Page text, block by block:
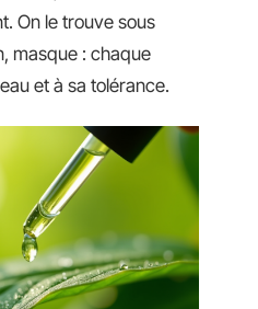
On le trouve sous
masque : chaque
et à sa tolérance.